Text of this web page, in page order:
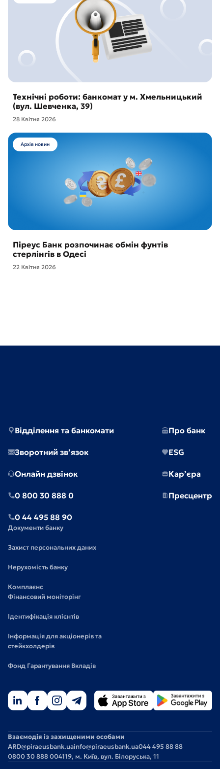
Технічні роботи: банкомат у м. Хмельницький
(вул. Шевченка, 39)
28 Квітня 2026
Архів новин
Піреус Банк розпочинає обмін фунтів
стерлінгів в Одесі
22 Квітня 2026
Відділення та банкомати
Зворотний зв’язок
Онлайн дзвінок
0 800 30 888 0
0 44 495 88 90
Про банк
ESG
Кар’єра
Пресцентр
Документи банку
Захист персональних даних
Нерухомість банку
Комплаєнс
Фінансовий моніторінг
Ідентифікація клієнтів
Інформація для акціонерів та
стейкхолдерів
Фонд Гарантування Вкладів
Взаємодія із захищеними особами
ARD@piraeusbank.uainfo@piraeusbank.ua044 495 88 88
0800 30 888 004119, м. Київ, вул. Білоруська, 11